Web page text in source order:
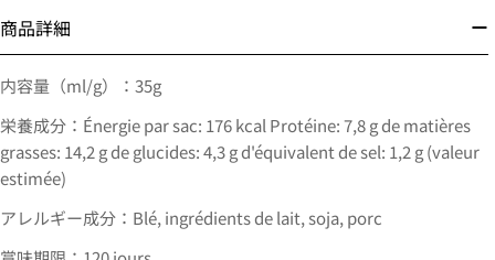
商品詳細
内容量（ml/g）：35g
栄養成分：Énergie par sac: 176 kcal Protéine: 7,8 g de matières
grasses: 14,2 g de glucides: 4,3 g d'équivalent de sel: 1,2 g (valeur
estimée)
アレルギー成分：Blé, ingrédients de lait, soja, porc